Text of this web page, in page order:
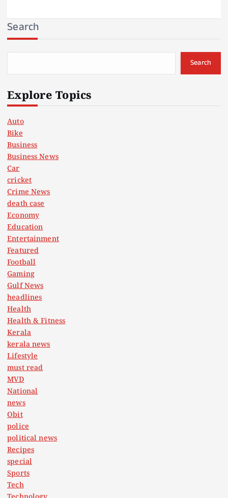
Search
Search
Explore Topics
Auto
Bike
Business
Business News
Car
cricket
Crime News
death case
Economy
Education
Entertainment
Featured
Football
Gaming
Gulf News
headlines
Health
Health & Fitness
Kerala
kerala news
Lifestyle
must read
MVD
National
news
Obit
police
political news
Recipes
special
Sports
Tech